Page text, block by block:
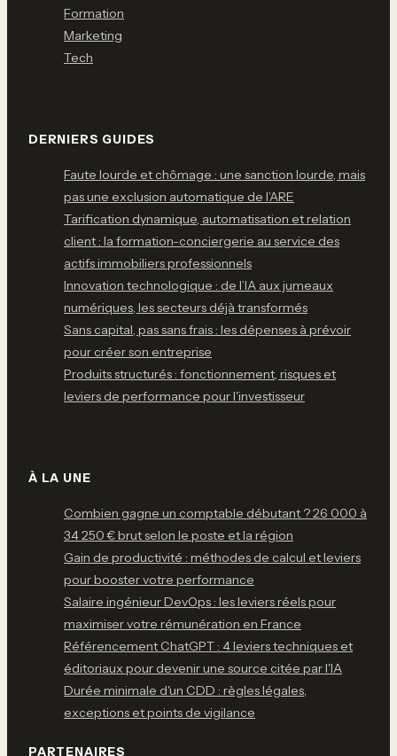
Formation
Marketing
Tech
DERNIERS GUIDES
Faute lourde et chômage : une sanction lourde, mais
pas une exclusion automatique de l’ARE
Tarification dynamique, automatisation et relation
client : la formation-conciergerie au service des
actifs immobiliers professionnels
Innovation technologique : de l’IA aux jumeaux
numériques, les secteurs déjà transformés
Sans capital, pas sans frais : les dépenses à prévoir
pour créer son entreprise
Produits structurés : fonctionnement, risques et
leviers de performance pour l'investisseur
À LA UNE
Combien gagne un comptable débutant ? 26 000 à
34 250 € brut selon le poste et la région
Gain de productivité : méthodes de calcul et leviers
pour booster votre performance
Salaire ingénieur DevOps : les leviers réels pour
maximiser votre rémunération en France
Référencement ChatGPT : 4 leviers techniques et
éditoriaux pour devenir une source citée par l'IA
Durée minimale d'un CDD : règles légales,
exceptions et points de vigilance
PARTENAIRES